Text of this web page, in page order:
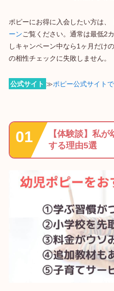
ポピーにお得に入会したい方は、
ーンご覧ください。通常は最低2
しキャンペーン中なら1ヶ月だけ
の相性チェックに失敗しません。
公式サイト ≫ポピー公式サイト
【体験談】私
する理由5選